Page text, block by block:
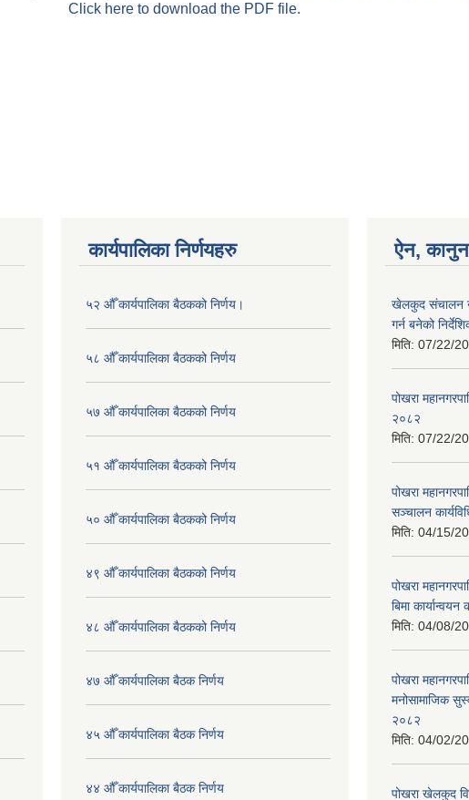
Click here to download the PDF file.
कार्यपालिका निर्णयहरु
५२ औँ कार्यपालिका बैठकको निर्णय।
५८ औँ कार्यपालिका बैठकको निर्णय
५७ औँ कार्यपालिका बैठकको निर्णय
५१ औँ कार्यपालिका बैठकको निर्णय
५० औँ कार्यपालिका बैठकको निर्णय
४९ औँ कार्यपालिका बैठकको निर्णय
४८ औँ कार्यपालिका बैठकको निर्णय
४७ औँ कार्यपालिका बैठक निर्णय
४५ औँ कार्यपालिका बैठक निर्णय
४४ औँ कार्यपालिका बैठक निर्णय
ऐन, कानुन
खेलकुद संचालन
गर्न बनेको
मिति: 07/22/
पोखरा
२०८२
मिति: 07/22/
पोखरा
सञ्चालन
मिति: 04/15/
पोखरा
बिमा कार्यान्वयन
मिति: 04/08/
पोखरा
मनोसामाजिक
२०८२
मिति: 04/02/
पोखरा खेलकुद